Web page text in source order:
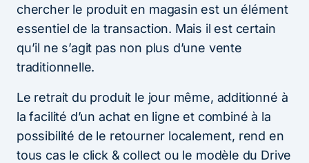
chercher le produit en magasin est un élément
essentiel de la transaction. Mais il est certain
qu’il ne s’agit pas non plus d’une vente
traditionnelle.
Le retrait du produit le jour même, additionné à
la facilité d’un achat en ligne et combiné à la
possibilité de le retourner localement, rend en
tous cas le click & collect ou le modèle du Drive